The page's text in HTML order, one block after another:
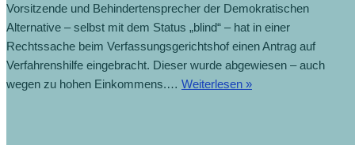
Vorsitzende und Behindertensprecher der Demokratischen
Alternative – selbst mit dem Status „blind“ – hat in einer
Rechtssache beim Verfassungsgerichtshof einen Antrag auf
Verfahrenshilfe eingebracht. Dieser wurde abgewiesen – auch
wegen zu hohen Einkommens.… Weiterlesen »